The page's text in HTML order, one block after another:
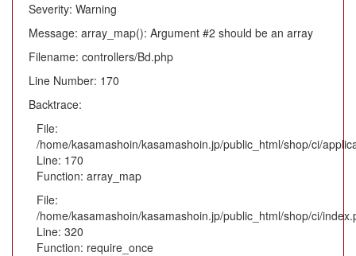
Severity: Warning
Message: array_map(): Argument #2 should be an array
Filename: controllers/Bd.php
Line Number: 170
Backtrace:
File:
/home/kasamashoin/kasamashoin.jp/public_html/shop/ci/
Line: 170
Function: array_map
File:
/home/kasamashoin/kasamashoin.jp/public_html/shop/ci/
Line: 320
Function: require_once